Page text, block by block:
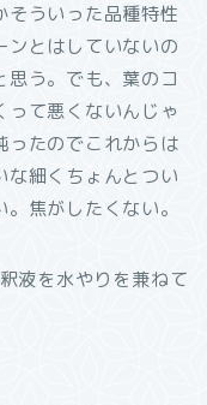
そういった品種特性
ンとはしていないの
う。でも、葉のコ
って悪くないんじゃ
ったのでこれからは
な細くちょんとつい
焦がしたくない。
液を水やりを兼ねて